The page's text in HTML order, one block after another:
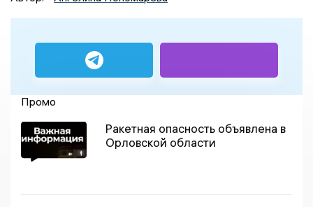
Промо
Ракетная опасность объявлена в
Орловской области